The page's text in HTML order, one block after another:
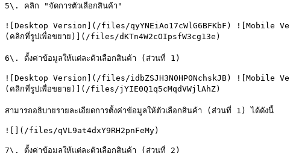
5\. คลิก "จัดการตัวเลือกสินค้า"
![Desktop Version](/files/qyYNEiAo17cWlG6BFKbF) ![Mobile
(คลิกที่รูปเพื่อขยาย)](/files/dKTn4W2cOIpsfW3cg13e)
6\. ตั้งค่าข้อมูลให้แต่ละตัวเลือกสินค้า (ส่วนที่ 1)
![Desktop Version](/files/idbZSJH3N0HP0NchskJB) ![Mobile
(คลิกที่รูปเพื่อขยาย)](/files/jYIE0Q1q5cMqdVWjlAhZ)
สามารถอธิบายรายละเอียดการตั้งค่าข้อมูลให้ตัวเลือกสินค้า (ส่วนที่ 1) ได้ดังนี้
![](/files/qVL9at4dxY9RH2pnFeMy)
7\. ตั้งค่าข้อมูลให้แต่ละตัวเลือกสินค้า (ส่วนที่ 2)